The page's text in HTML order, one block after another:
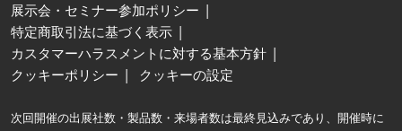
展示会・セミナー参加ポリシー
特定商取引法に基づく表示
カスタマーハラスメントに対する基本方針
クッキーポリシー
クッキーの設定
次回開催の出展社数・製品数・来場者数は最終見込みであり、開催時に